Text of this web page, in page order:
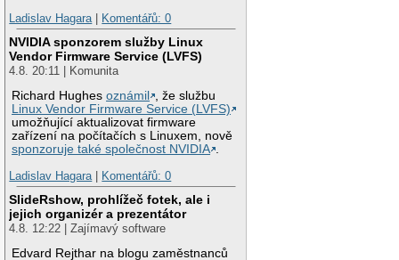
Ladislav Hagara| Komentářů: 0
NVIDIA sponzorem služby Linux
Vendor Firmware Service (LVFS)
4.8. 20:11 | Komunita
Richard Hughesoznámil
, že službu
Linux Vendor Firmware Service (LVFS)
umožňující aktualizovat firmware
zařízení na počítačích s Linuxem, nově
sponzoruje také společnost NVIDIA .
Ladislav Hagara| Komentářů: 0
SlideRshow, prohlížeč fotek, ale i
jejich organizér a prezentátor
4.8. 12:22 | Zajímavý software
Edvard Rejthar na blogu zaměstnanců